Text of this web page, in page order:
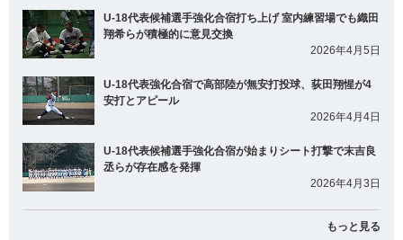
U-18代表候補選手強化合宿打ち上げ 室内練習場でも織田
翔希らが積極的に意見交換
2026年4月5日
U-18代表強化合宿で高部陸が無安打投球、荻田翔惺が4
安打とアピール
2026年4月4日
U-18代表候補選手強化合宿が始まりシート打撃で末吉良
丞らが存在感を発揮
2026年4月3日
もっと見る